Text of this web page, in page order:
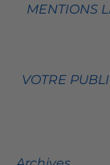
MENTIONS
VOTRE